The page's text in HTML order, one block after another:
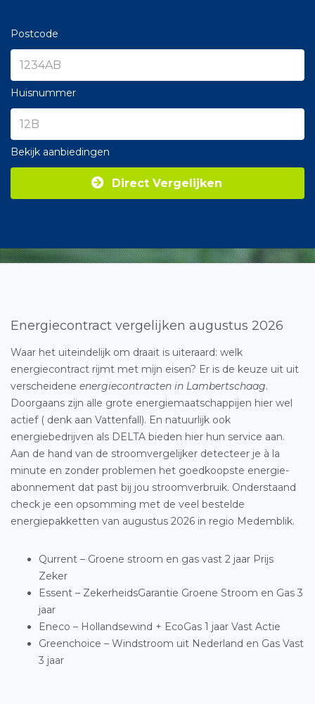
Postcode
Huisnummer
Bekijk aanbiedingen
Direct Vergelijken
Energiecontract vergelijken augustus 2026
Waar het uiteindelijk om draait is uiteraard: welk
energiecontract rijmt met mijn eisen? Er is de keuze uit uit
verscheidene energiecontracten in Lambertschaag.
Doorgaans zijn alle grote energiemaatschappijen hier wel
actief ( denk aan Vattenfall). En natuurlijk ook
energiebedrijven als DELTA bieden hier hun service aan.
Aan de hand van de stroomvergelijker detecteer je à la
minute en zonder problemen het goedkoopste energie-
abonnement dat past bij jou stroomverbruik. Onderstaand
check je een opsomming met de veel bestelde
energiepakketten van augustus 2026 in regio Medemblik.
Qurrent – Groene stroom en gas vast 2 jaar Prijs
Zeker
Essent – ZekerheidsGarantie Groene Stroom en Gas 3
jaar
Eneco – Hollandsewind + EcoGas 1 jaar Vast Actie
Greenchoice – Windstroom uit Nederland en Gas Vast
3 jaar